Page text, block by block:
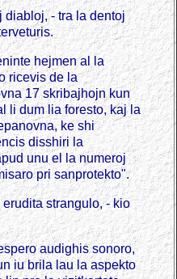
diabloj, - tra la dentoj
hejmen al la
ricevis de la
17 skribajhojn kun
li dum lia foresto, kaj la
ke shi
disshiri la
unu el la numeroj
pri sanprotekto".
strangulo, - kio
audighis sonoro,
iu brila lau la aspekto